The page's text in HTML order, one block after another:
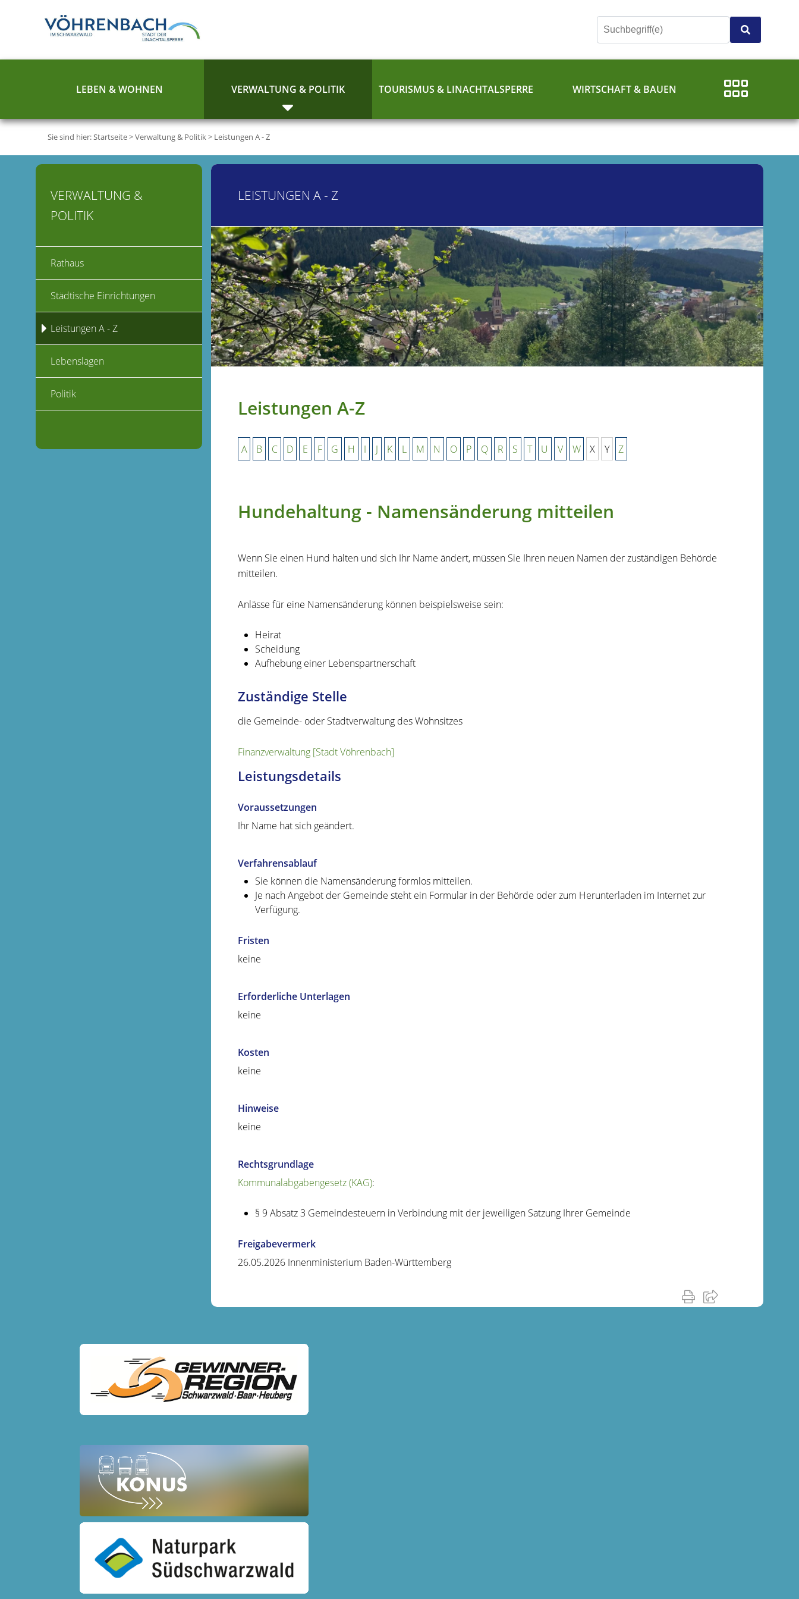
LEBEN & WOHNEN VERWALTUNG & POLITIK TOURISMUS & LINACHTALSPERRE WIRTSCHAFT & BAUEN
Sie sind hier:Startseite>Verwaltung & Politik> Leistungen A - Z
LEISTUNGEN A - Z
Leistungen A-Z
A B C D E F G H I J K L M N O P Q R S T U V W X Y Z
Hundehaltung - Namensänderung mitteilen
Wenn Sie einen Hund halten und sich Ihr Name ändert, müssen Sie Ihren neuen Namen der zuständigen Behörde
mitteilen.
Anlässe für eine Namensänderung können beispielsweise sein:
Heirat
Scheidung
Aufhebung einer Lebenspartnerschaft
Zuständige Stelle
die Gemeinde- oder Stadtverwaltung des Wohnsitzes
Finanzverwaltung [Stadt Vöhrenbach]
Leistungsdetails
Voraussetzungen
Ihr Name hat sich geändert.
Verfahrensablauf
Sie können die Namensänderung formlos mitteilen.
Je nach Angebot der Gemeinde steht ein Formular in der Behörde oder zum Herunterladen im Internet zur
Verfügung.
Fristen
keine
Erforderliche Unterlagen
keine
Kosten
keine
Hinweise
keine
Rechtsgrundlage
Kommunalabgabengesetz (KAG):
§ 9 Absatz 3 Gemeindesteuern in Verbindung mit der jeweiligen Satzung Ihrer Gemeinde
Freigabevermerk
26.05.2026 Innenministerium Baden-Württemberg
VERWALTUNG &
POLITIK
Rathaus
Städtische Einrichtungen
Leistungen A - Z
Lebenslagen
Politik